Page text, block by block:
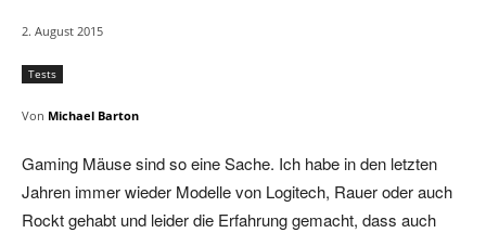
2. August 2015
Tests
Von Michael Barton
Gaming Mäuse sind so eine Sache. Ich habe in den letzten
Jahren immer wieder Modelle von Logitech, Rauer oder auch
Rockt gehabt und leider die Erfahrung gemacht, dass auch